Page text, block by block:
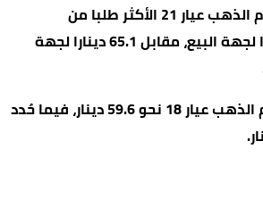
الرؤيا – بلغ سعر غرام الذهب عيار 21 الأكثر طلبا من
المواطنين 67.1 دينارا لجهة البيع، مقابل 65.1 دينارا لجهة
كما بلغ سعر بيع غرام الذهب عيار 18 نحو 59.6 دينار، فيما حُدد